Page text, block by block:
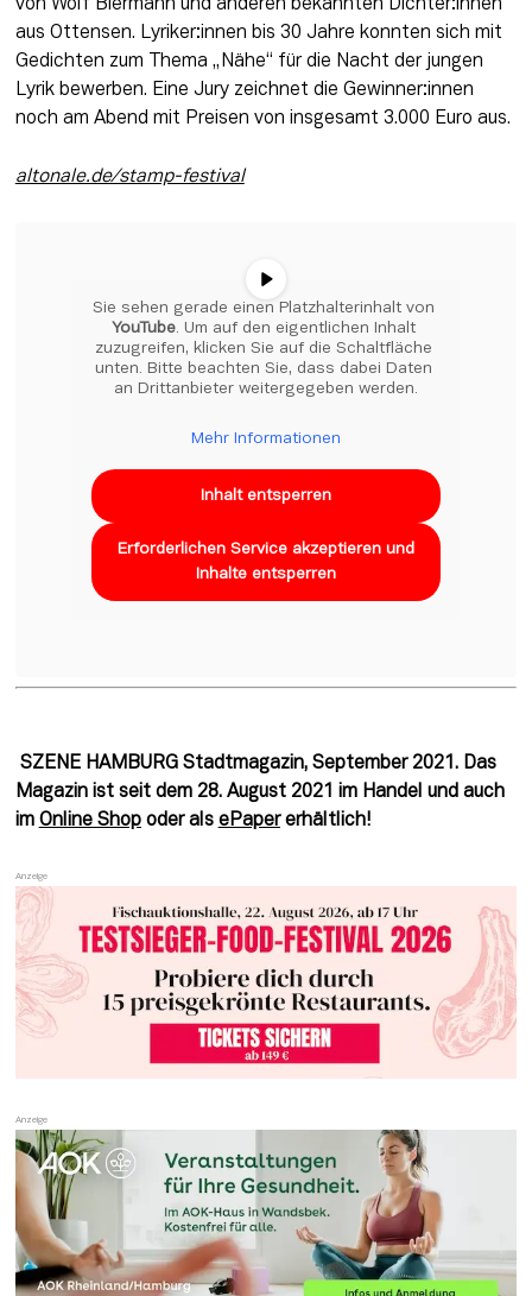
von Wolf Biermann und anderen bekannten Dichter:innen
aus Ottensen. Lyriker:innen bis 30 Jahre konnten sich mit
Gedichten zum Thema „Nähe“ für die Nacht der jungen
Lyrik bewerben. Eine Jury zeichnet die Gewinner:innen
noch am Abend mit Preisen von insgesamt 3.000 Euro aus.
altonale.de/stamp-festival
YouTube. Um auf den eigentlichen Inhalt
zuzugreifen, klicken Sie auf die Schaltfläche
unten. Bitte beachten Sie, dass dabei Daten
an Drittanbieter weitergegeben werden.
Mehr Informationen
Inhalt entsperren
Erforderlichen Service akzeptieren und
Inhalte entsperren
SZENE HAMBURG Stadtmagazin, September 2021. Das
Magazin ist seit dem 28. August 2021 im Handel und auch
im Online Shop oder als ePaper erhältlich!